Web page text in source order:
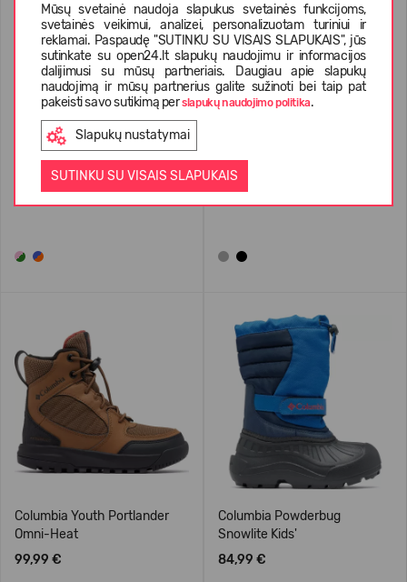
Mūsų svetainė naudoja slapukus svetainės funkcijoms,
svetainės veikimui, analizei, personalizuotam turiniui ir
reklamai. Paspaudę "SUTINKU SU VISAIS SLAPUKAIS", jūs
sutinkate su open24.lt slapukų naudojimu ir informacijos
dalijimusi su mūsų partneriais. Daugiau apie slapukų
naudojimą ir mūsų partnerius galite sužinoti bei taip pat
pakeisti savo sutikimą perslapukų naudojimo politika.
Slapukų nustatymai
SUTINKU SU VISAIS SLAPUKAIS
Columbia Youth Peakfreak
Rush Waterproof Shoe
39,99 €64.99(-38%)
Kids'
89,99 €
Columbia Youth Portlander
Omni-Heat
99,99 €
Columbia Powderbug
Snowlite Kids'
84,99 €